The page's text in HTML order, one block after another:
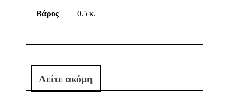
Δείτε ακόμη
Βάρος 0.5 κ.